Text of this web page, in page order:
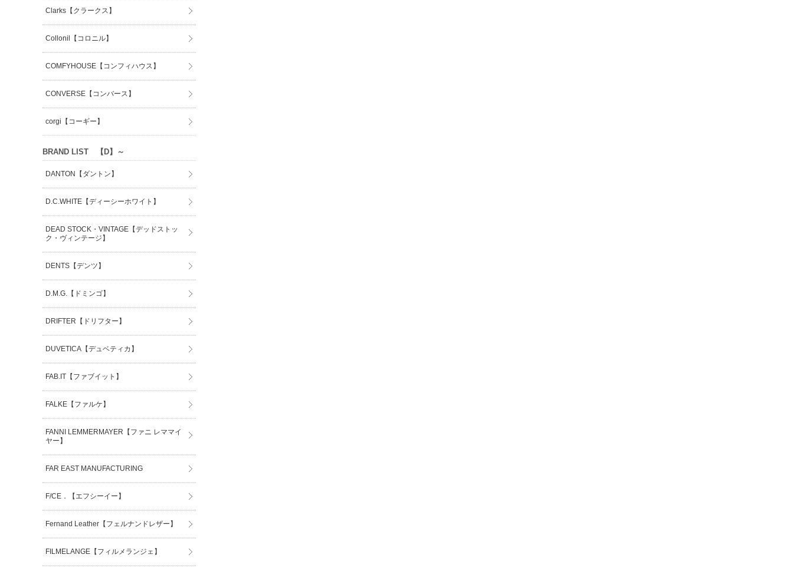
Clarks【クラークス】
Collonil【コロニル】
COMFYHOUSE【コンフィハウス】
CONVERSE【コンバース】
corgi【コーギー】
BRAND LIST 【D】～
DANTON【ダントン】
D.C.WHITE【ディーシーホワイト】
DEAD STOCK・VINTAGE【デッドストッ
ク・ヴィンテージ】
DENTS【デンツ】
D.M.G.【ドミンゴ】
DRIFTER【ドリフター】
DUVETICA【デュベティカ】
FAB.IT【ファブイット】
FALKE【ファルケ】
FANNI LEMMERMAYER【ファニ レママイ
ヤー】
FAR EAST MANUFACTURING
F/CE．【エフシーイー】
Fernand Leather【フェルナンドレザー】
FILMELANGE【フィルメランジェ】